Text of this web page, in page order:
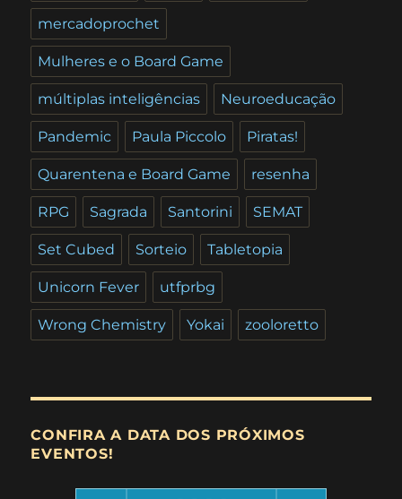
mercadoprochet
Mulheres e o Board Game
múltiplas inteligências Neuroeducação
Pandemic Paula Piccolo Piratas!
Quarentena e Board Game resenha
RPG Sagrada Santorini SEMAT
Set Cubed Sorteio Tabletopia
Unicorn Fever utfprbg
Wrong Chemistry Yokai zooloretto
CONFIRA A DATA DOS PRÓXIMOS
EVENTOS!